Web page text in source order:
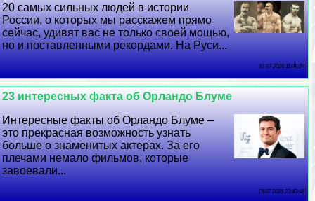
20 самых сильных людей в истории
России, о которых мы расскажем прямо
сейчас, удивят вас не только своей мощью,
но и поставленными рекордами. На Руси...
16 07 2026 11:48:24
23 интересных факта об Орландо Блуме
Интересные факты об Орландо Блуме –
это прекрасная возможность узнать
больше о знаменитых актерах. За его
плечами немало фильмов, которые
завоевали...
15 07 2026 23:43:48